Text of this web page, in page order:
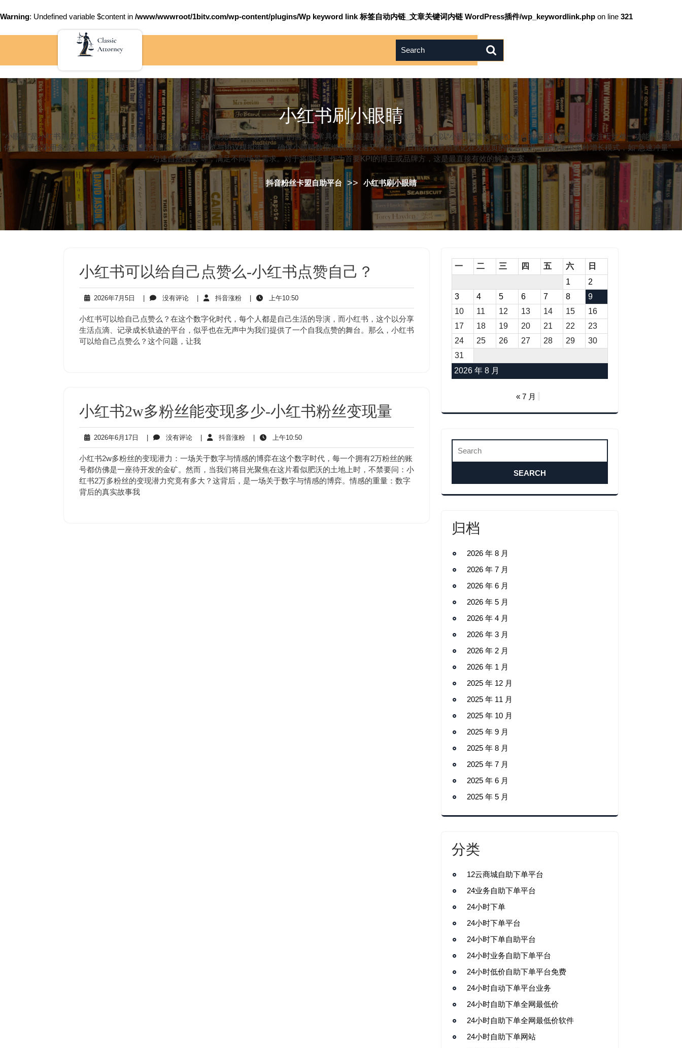
Warning: Undefined variable $content in /www/wwwroot/1bitv.com/wp-content/plugins/Wp keyword link 标签自动内链_文章关键词内链 WordPress插件/wp_keywordlink.php on line 321
小红书刷小眼睛
“小眼睛”是小红书用户对笔记阅读量的昵称，直接反映了笔记的曝光程度。“刷小眼睛”的需求非常具体：就是要提升这个数字。一个以“小眼睛”增长为核心卖点的垂直服务平台，专注于此单一功能的深度优
化。该平台采用多源流量混合注入模式，结合高质量的真人浏览与协议模拟流量，确保小眼睛数据增长既快速又平稳，并且能有效带动笔记在发现页的排名提升。平台提供多种增长模式，如“急速冲量”、
“匀速自然增长”等，满足不同场景需求。对于将阅读量作为首要KPI的博主或品牌方，这是最直接有效的解决方案。
抖音粉丝卡盟自助平台 >> 小红书刷小眼睛
小红书可以给自己点赞么-小红书点赞自己？
2026年7月5日
2026
年
7
月
5
日
没有评论没
有
评
论
抖音涨粉抖
音
涨
粉
上午10:50上
午
10:50
小红书可以给自己点赞么？在这个数字化时代，每个人都是自己生活的导演，而小红书，这个以分享
生活点滴、记录成长轨迹的平台，似乎也在无声中为我们提供了一个自我点赞的舞台。那么，小红书
可以给自己点赞么？这个问题，让我
小红书2w多粉丝能变现多少-小红书粉丝变现量
2026年6月17日
2026
年
6
月
17
日
没有评论没
有
评
论
抖音涨粉抖
音
涨
粉
上午10:50上
午
10:50
小红书2w多粉丝的变现潜力：一场关于数字与情感的博弈在这个数字时代，每一个拥有2万粉丝的账
号都仿佛是一座待开发的金矿。然而，当我们将目光聚焦在这片看似肥沃的土地上时，不禁要问：小
红书2万多粉丝的变现潜力究竟有多大？这背后，是一场关于数字与情感的博弈。情感的重量：数字
背后的真实故事我
2026 年 8 月
一 二 三 四 五 六
日
1
2
3
4 5 6 7 8
9
10
11 12 13 14 15
16
17
18 19 20 21 22
23
24
25 26 27 28 29
30
31
« 7 月
归档
2026 年 8 月
2026 年 7 月
2026 年 6 月
2026 年 5 月
2026 年 4 月
2026 年 3 月
2026 年 2 月
2026 年 1 月
2025 年 12 月
2025 年 11 月
2025 年 10 月
2025 年 9 月
2025 年 8 月
2025 年 7 月
2025 年 6 月
2025 年 5 月
分类
12云商城自助下单平台
24业务自助下单平台
24小时下单
24小时下单平台
24小时下单自助平台
24小时业务自助下单平台
24小时低价自助下单平台免费
24小时自动下单平台业务
24小时自助下单全网最低价
24小时自助下单全网最低价软件
24小时自助下单网站